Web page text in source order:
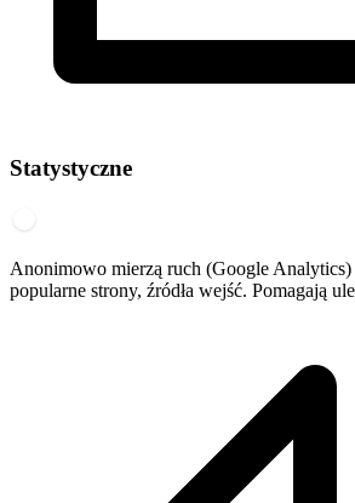
Statystyczne
Anonimowo mierzą ruch (Google
popularne strony, źródła wejść. Pomagają